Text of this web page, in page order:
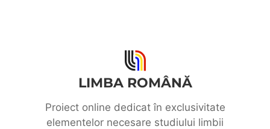
LIMBA ROMÂNĂ
Proiect online dedicat în exclusivitate
elementelor necesare studiului limbii